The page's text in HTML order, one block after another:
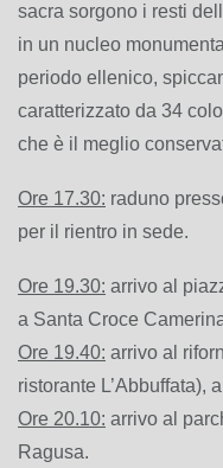
sacra sorgono i resti
in un nucleo
periodo ellenico,
caratterizzato da 34
che è il meglio
Ore 17.30: raduno
per il rientro in sede.
Ore 19.30: arrivo al
a Santa Croce
Ore 19.40: arrivo al
ristorante L’Abbuffata),
Ore 20.10: arrivo al
Ragusa.